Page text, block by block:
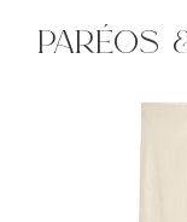
paréos